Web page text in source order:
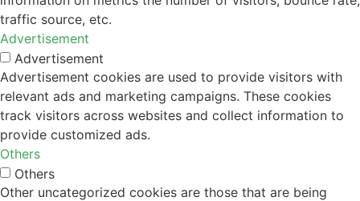
traffic source, etc.
Advertisement
Advertisement
Advertisement cookies are used to provide visitors with
relevant ads and marketing campaigns. These cookies
track visitors across websites and collect information to
provide customized ads.
Others
Others
Other uncategorized cookies are those that are being